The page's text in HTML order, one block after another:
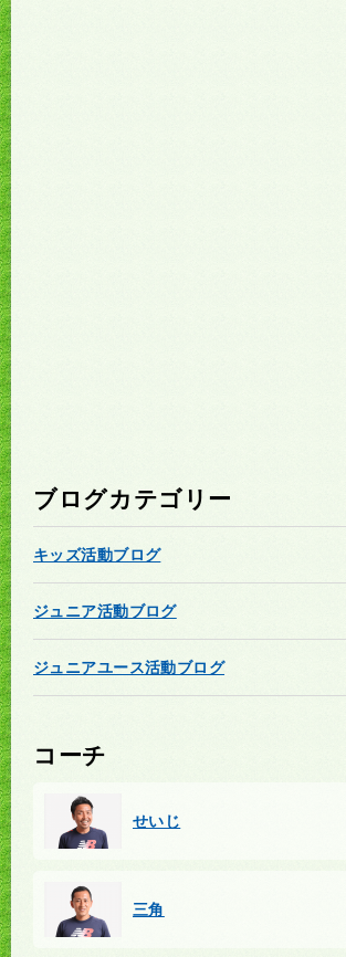
ブログカテゴリー
キッズ活動ブログ
ジュニア活動ブログ
ジュニアユース活動ブログ
コーチ
せいじ
三角